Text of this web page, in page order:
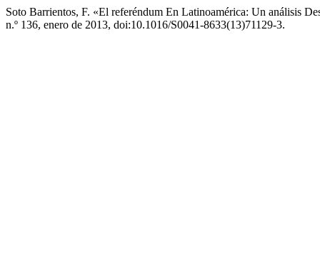
Soto Barrientos, F. «El referéndum En Latinoamérica: Un análisis
n.º 136, enero de 2013, doi:10.1016/S0041-8633(13)71129-3.